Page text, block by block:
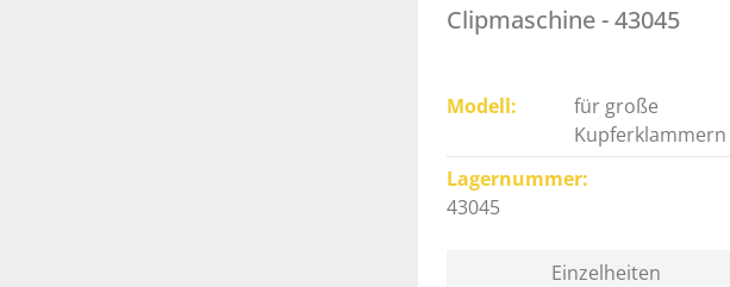
Clipmaschine - 43045
Modell
für große
Kupferklammern
Lagernummer
43045
Einzelheiten